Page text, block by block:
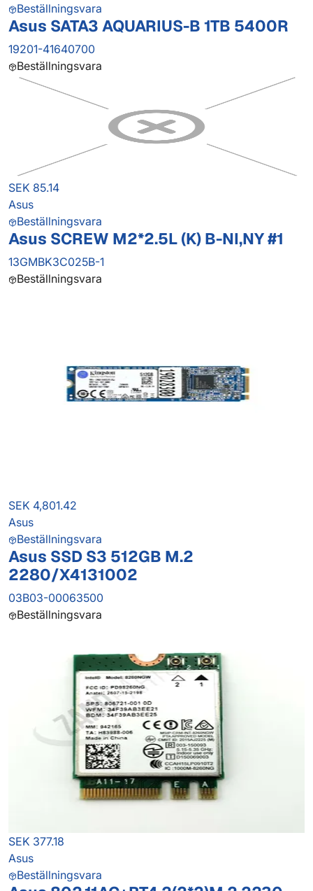
Beställningsvara
Asus SATA3 AQUARIUS-B 1TB 5400R
19201-41640700
Beställningsvara
SEK 85.14
Asus
Beställningsvara
Asus SCREW M2*2.5L (K) B-NI,NY #1
13GMBK3C025B-1
Beställningsvara
SEK 4,801.42
Asus
Beställningsvara
Asus SSD S3 512GB M.2
2280/X4131002
03B03-00063500
Beställningsvara
SEK 377.18
Asus
Beställningsvara